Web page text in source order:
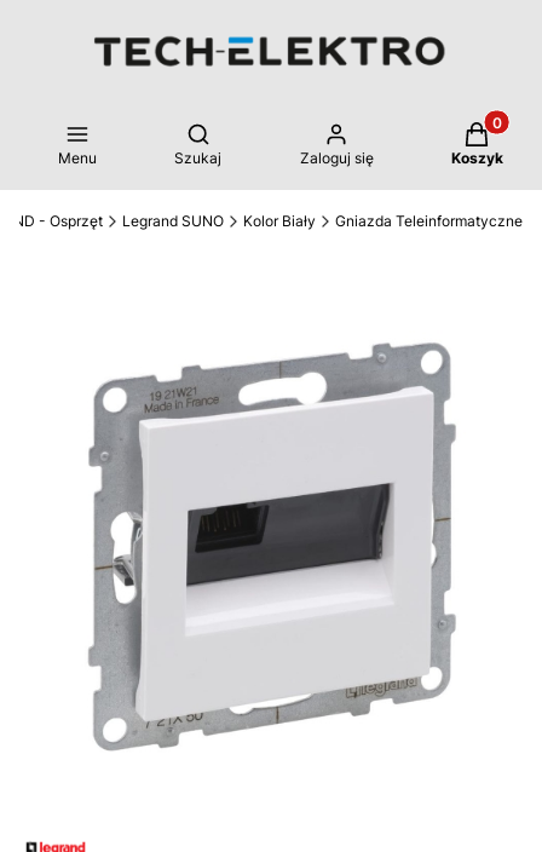
Menu
Otwórz wyszukiwarkę
Szukaj Zaloguj się Koszyk
- Osprzęt Legrand SUNO Kolor Biały Gniazda Teleinformatyczne